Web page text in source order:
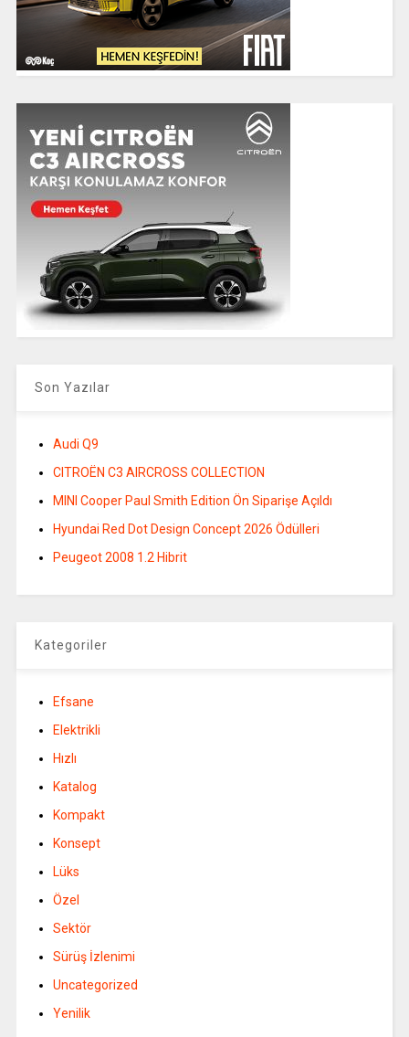
Son Yazılar
Audi Q9
CITROËN C3 AIRCROSS COLLECTION
MINI Cooper Paul Smith Edition Ön Siparişe Açıldı
Hyundai Red Dot Design Concept 2026 Ödülleri
Peugeot 2008 1.2 Hibrit
Kategoriler
Efsane
Elektrikli
Hızlı
Katalog
Kompakt
Konsept
Lüks
Özel
Sektör
Sürüş İzlenimi
Uncategorized
Yenilik